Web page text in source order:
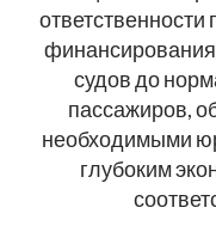
судов до
пассажиров,
необходимыми
глубоким